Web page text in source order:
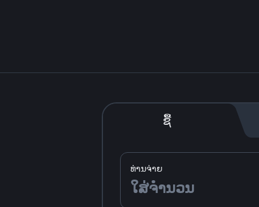
ຊື້
ທ່ານຈ່າຍ